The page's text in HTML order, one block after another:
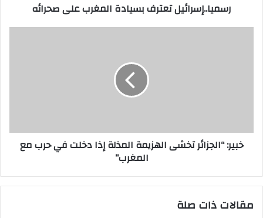
رسميا..إسرائيل تعترف بسيادة المغرب على صحرائه
خبير: “الجزائر تخشى الهزيمة المذلة إذا دخلت في حرب مع
المغرب”
مقالات ذات صلة